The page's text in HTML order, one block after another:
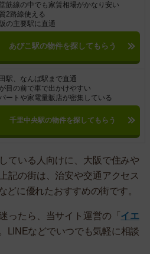
筋線の中でも家賃相場がかなり安い
2路線使える
の主要駅に直通
あびこ駅の物件を探してもらう
駅、なんば駅まで直通
目の前で車で出かけやすい
ートや家電量販店が密集している
千里中央駅の物件を探してもらう
ている人向けに、大阪で住みや
記の街は、治安や交通アクセス
どに優れたおすすめの街です。
ったら、当サイト運営の「 イエ
LINEなどでいつでも気軽に相談